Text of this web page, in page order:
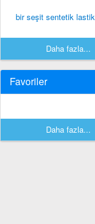
bir seşit sentetik lastik
Daha fazla...
Favoriler
Daha fazla...